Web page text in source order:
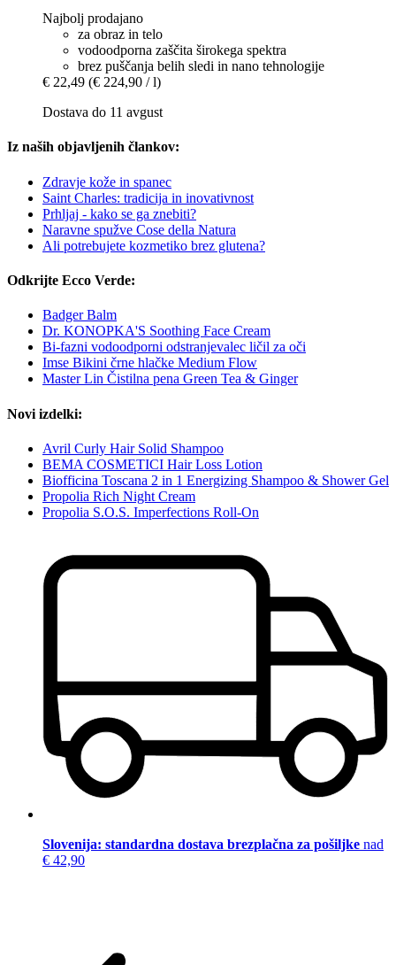
Najbolj prodajano
za obraz in telo
vodoodporna zaščita širokega spektra
brez puščanja belih sledi in nano tehnologije
€ 22,49 (€ 224,90 / l)
Dostava do 11 avgust
Iz naših objavljenih člankov:
Zdravje kože in spanec
Saint Charles: tradicija in inovativnost
Prhljaj - kako se ga znebiti?
Naravne spužve Cose della Natura
Ali potrebujete kozmetiko brez glutena?
Odkrijte Ecco Verde:
Badger Balm
Dr. KONOPKA'S Soothing Face Cream
Bi-fazni vodoodporni odstranjevalec ličil za oči
Imse Bikini črne hlačke Medium Flow
Master Lin Čistilna pena Green Tea & Ginger
Novi izdelki:
Avril Curly Hair Solid Shampoo
BEMA COSMETICI Hair Loss Lotion
Biofficina Toscana 2 in 1 Energizing Shampoo & Shower Gel
Propolia Rich Night Cream
Propolia S.O.S. Imperfections Roll-On
Slovenija: standardna dostava brezplačna za pošiljke nad
€ 42,90